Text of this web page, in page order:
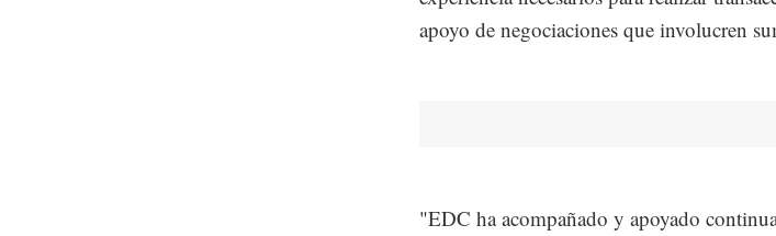
apoyo de negociaciones que involucren
"EDC ha acompañado y apoyado